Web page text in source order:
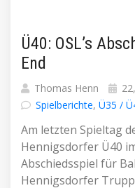
Ü40: OSL’s
End
Thomas Henn
Spielberichte, Ü35 /
Am letzten Spieltag
Hennigsdorfer Ü40
Abschiedsspiel für
Hennigsdorfer